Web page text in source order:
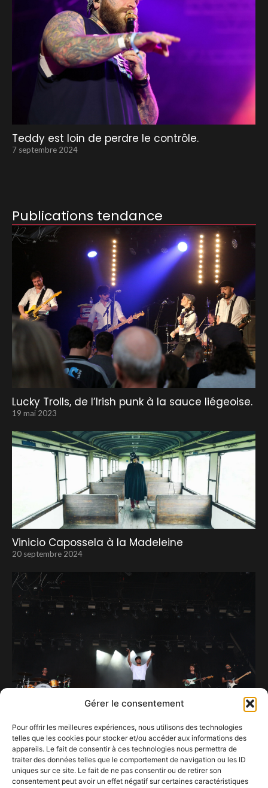
Gérer le consentement
Pour offrir les meilleures expériences, nous utilisons des technologies
telles que les cookies pour stocker et/ou accéder aux informations des
appareils. Le fait de consentir à ces technologies nous permettra de
traiter des données telles que le comportement de navigation ou les ID
uniques sur ce site. Le fait de ne pas consentir ou de retirer son
consentement peut avoir un effet négatif sur certaines caractéristiques
Teddy est loin de perdre le contrôle.
7 septembre 2024
Publications tendance
Lucky Trolls, de l’Irish punk à la sauce liégeoise.
19 mai 2023
Vinicio Capossela à la Madeleine
20 septembre 2024
Joseph Kamel, quand simplicité rime avec
efficacité.
6 août 2025